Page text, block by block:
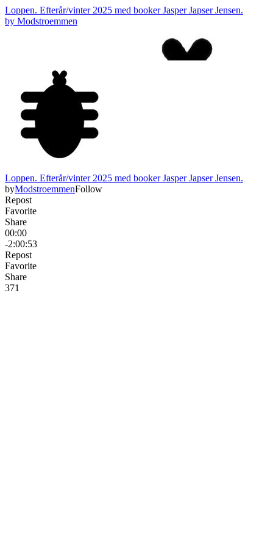
Loppen. Efterår/vinter 2025 med booker Jasper Japser Jensen.
by Modstroemmen
Loppen. Efterår/vinter 2025 med booker Jasper Japser Jensen.
byModstroemmenFollow
Repost
Favorite
Share
00:00
-2:00:53
Repost
Favorite
Share
371